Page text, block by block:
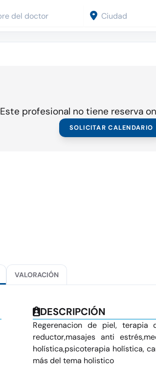
Este profesional no tiene reserva
SOLICITAR CALENDARIO
VALORACIÓN
DESCRIPCIÓN
Regerenacion de piel, terapia
reductor,masajes anti
holística,psicoterapia holística,
más del tema holistico